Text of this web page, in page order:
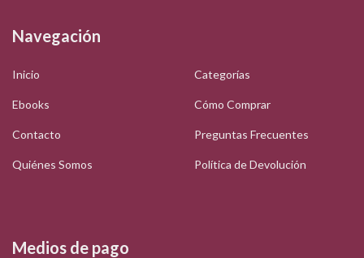
Navegación
Inicio Categorías
Ebooks Cómo Comprar
Contacto Preguntas Frecuentes
Quiénes Somos Política de Devolución
Medios de pago